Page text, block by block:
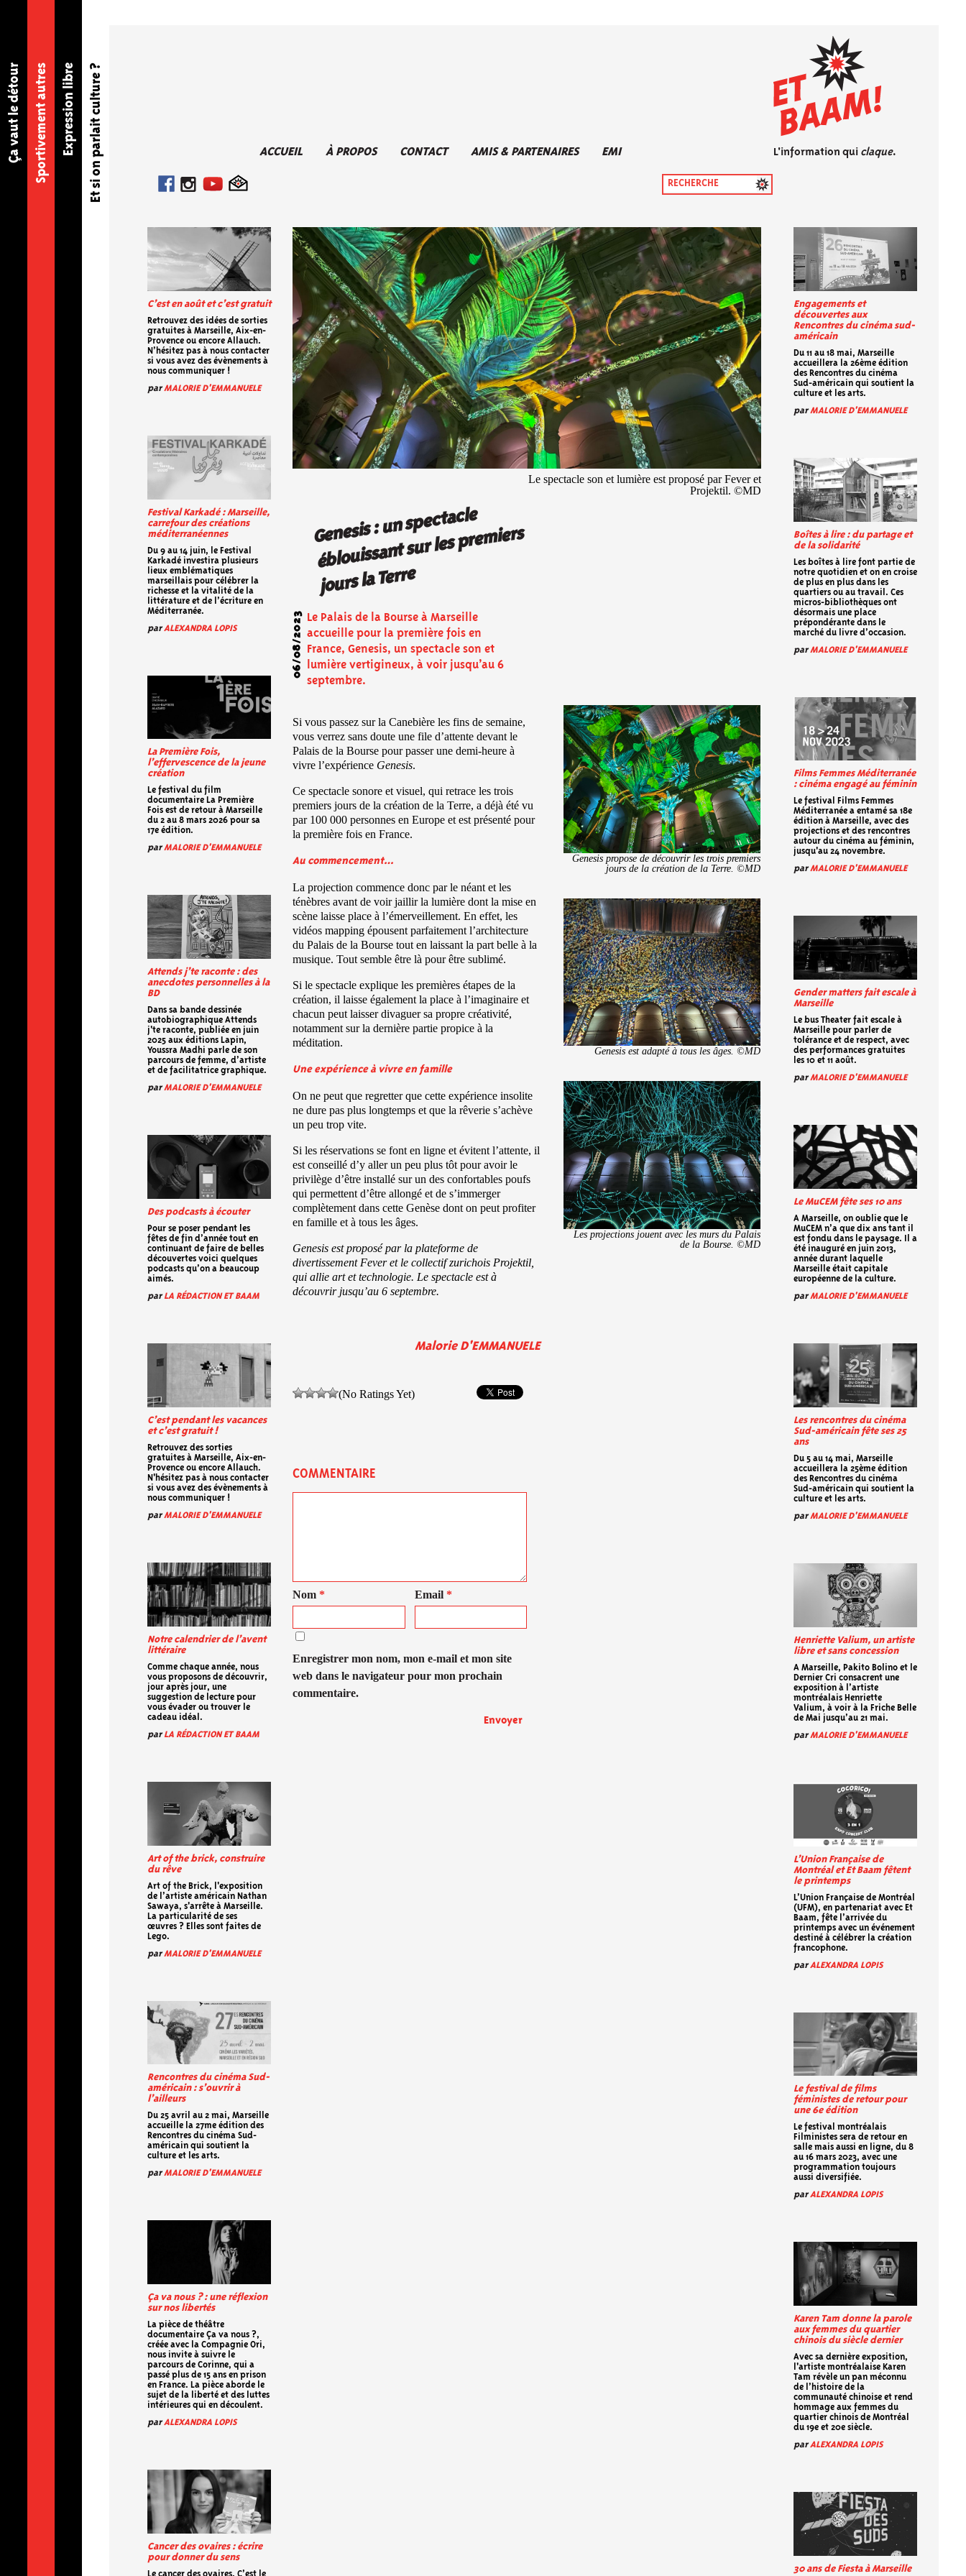
Ça vaut le détour Et si on parlait culture ?
Sportivement autresExpression libre ACCUEIL À PROPOS CONTACT AMIS & PARTENAIRES EMI L'information qui claque.
C’est en août et c’est gratuit
Retrouvez des idées de sorties
gratuites à Marseille, Aix-en-
Provence ou encore Allauch.
N’hésitez pas à nous contacter
si vous avez des évènements à
nous communiquer !
parMALORIE D'EMMANUELE
Festival Karkadé : Marseille,
carrefour des créations
méditerranéennes
Du 9 au 14 juin, le Festival
Karkadé investira plusieurs
lieux emblématiques
marseillais pour célébrer la
richesse et la vitalité de la
littérature et de l’écriture en
Méditerranée.
parALEXANDRA LOPIS
La Première Fois,
l’effervescence de la jeune
création
Le festival du film
documentaire La Première
Fois est de retour à Marseille
du 2 au 8 mars 2026 pour sa
17e édition.
parMALORIE D'EMMANUELE
Attends j’te raconte : des
anecdotes personnelles à la
BD
Dans sa bande dessinée
autobiographique Attends
j'te raconte, publiée en juin
2025 aux éditions Lapin,
Youssra Madhi parle de son
parcours de femme, d’artiste
et de facilitatrice graphique.
parMALORIE D'EMMANUELE
Des podcasts à écouter
Pour se poser pendant les
fêtes de fin d’année tout en
continuant de faire de belles
découvertes voici quelques
podcasts qu’on a beaucoup
aimés.
parLA RÉDACTION ET BAAM
C’est pendant les vacances
et c’est gratuit !
Retrouvez des sorties
gratuites à Marseille, Aix-en-
Provence ou encore Allauch.
N'hésitez pas à nous contacter
si vous avez des évènements à
nous communiquer !
parMALORIE D'EMMANUELE
Notre calendrier de l’avent
littéraire
Comme chaque année, nous
vous proposons de découvrir,
jour après jour, une
suggestion de lecture pour
vous évader ou trouver le
cadeau idéal.
parLA RÉDACTION ET BAAM
Art of the brick, construire
du rêve
Art of the Brick, l'exposition
de l’artiste américain Nathan
Sawaya, s'arrête à Marseille.
La particularité de ses
œuvres ? Elles sont faites de
Lego.
parMALORIE D'EMMANUELE
Rencontres du cinéma Sud-
américain : s’ouvrir à
l’ailleurs
Du 25 avril au 2 mai, Marseille
accueille la 27me édition des
Rencontres du cinéma Sud-
américain qui soutient la
culture et les arts.
parMALORIE D'EMMANUELE
Ça va nous ? : une réflexion
sur nos libertés
La pièce de théâtre
documentaire Ça va nous ?,
créée avec la Compagnie Ori,
nous invite à suivre le
parcours de Corinne, qui a
passé plus de 15 ans en prison
en France. La pièce aborde le
sujet de la liberté et des luttes
intérieures qui en découlent.
parALEXANDRA LOPIS
Cancer des ovaires : écrire
pour donner du sens
Engagements et
découvertes aux
Rencontres du cinéma sud-
américain
Du 11 au 18 mai, Marseille
accueillera la 26ème édition
des Rencontres du cinéma
Sud-américain qui soutient la
culture et les arts.
parMALORIE D'EMMANUELE
Boîtes à lire : du partage et
de la solidarité
Les boîtes à lire font partie de
notre quotidien et on en croise
de plus en plus dans les
quartiers ou au travail. Ces
micros-bibliothèques ont
désormais une place
prépondérante dans le
marché du livre d’occasion.
parMALORIE D'EMMANUELE
Films Femmes Méditerranée
: cinéma engagé au féminin
Le festival Films Femmes
Méditerranée a entamé sa 18e
édition à Marseille, avec des
projections et des rencontres
autour du cinéma au féminin,
jusqu'au 24 novembre.
parMALORIE D'EMMANUELE
Gender matters fait escale à
Marseille
Le bus Theater fait escale à
Marseille pour parler de
tolérance et de respect, avec
des performances gratuites
les 10 et 11 août.
parMALORIE D'EMMANUELE
Le MuCEM fête ses 10 ans
A Marseille, on oublie que le
MuCEM n’a que dix ans tant il
est fondu dans le paysage. Il a
été inauguré en juin 2013,
année durant laquelle
Marseille était capitale
européenne de la culture.
parMALORIE D'EMMANUELE
Les rencontres du cinéma
Sud-américain fête ses 25
ans
Du 5 au 14 mai, Marseille
accueillera la 25ème édition
des Rencontres du cinéma
Sud-américain qui soutient la
culture et les arts.
parMALORIE D'EMMANUELE
Henriette Valium, un artiste
libre et sans concession
A Marseille, Pakito Bolino et le
Dernier Cri consacrent une
exposition à l’artiste
montréalais Henriette
Valium, à voir à la Friche Belle
de Mai jusqu’au 21 mai.
parMALORIE D'EMMANUELE
L’Union Française de
Montréal et Et Baam fêtent
le printemps
L’Union Française de Montréal
(UFM), en partenariat avec Et
Baam, fête l’arrivée du
printemps avec un événement
destiné à célébrer la création
francophone.
parALEXANDRA LOPIS
Le festival de films
féministes de retour pour
une 6e édition
Le festival montréalais
Filministes sera de retour en
salle mais aussi en ligne, du 8
au 16 mars 2023, avec une
programmation toujours
aussi diversifiée.
parALEXANDRA LOPIS
Karen Tam donne la parole
aux femmes du quartier
chinois du siècle dernier
Avec sa dernière exposition,
l'artiste montréalaise Karen
Tam révèle un pan méconnu
de l’histoire de la
communauté chinoise et rend
hommage aux femmes du
quartier chinois de Montréal
du 19e et 20e siècle.
parALEXANDRA LOPIS
30 ans de Fiesta à Marseille
Le spectacle son et lumière est proposé par Fever et
Projektil. ©MD
Genesis : un s
pectacle
é
blouissant sur les
pre
miers
jours la Terre
06/08/2023
Le Palais de la Bourse à Marseille
accueille pour la première fois en
France, Genesis, un spectacle son et
lumière vertigineux, à voir jusqu’au 6
septembre.
Si vous passez sur la Canebière les fins de semaine,
vous verrez sans doute une file d’attente devant le
Palais de la Bourse pour passer une demi-heure à
vivre l’expérience Genesis.
Ce spectacle sonore et visuel, qui retrace les trois
premiers jours de la création de la Terre, a déjà été vu
par 100 000 personnes en Europe et est présenté pour
la première fois en France.
Au commencement…
La projection commence donc par le néant et les
ténèbres avant de voir jaillir la lumière dont la mise en
scène laisse place à l’émerveillement. En effet, les
vidéos mapping épousent parfaitement l’architecture
du Palais de la Bourse tout en laissant la part belle à la
musique. Tout semble être là pour être sublimé.
Si le spectacle explique les premières étapes de la
création, il laisse également la place à l’imaginaire et
chacun peut laisser divaguer sa propre créativité,
notamment sur la dernière partie propice à la
méditation.
Une expérience à vivre en famille
On ne peut que regretter que cette expérience insolite
ne dure pas plus longtemps et que la rêverie s’achève
un peu trop vite.
Si les réservations se font en ligne et évitent l’attente, il
est conseillé d’y aller un peu plus tôt pour avoir le
privilège d’être installé sur un des confortables poufs
qui permettent d’être allongé et de s’immerger
complètement dans cette Genèse dont on peut profiter
en famille et à tous les âges.
Genesis est proposé par la plateforme de
divertissement Fever et le collectif zurichois Projektil,
qui allie art et technologie. Le spectacle est à
découvrir jusqu’au 6 septembre.
Malorie D'EMMANUELE
(No Ratings Yet)
Genesis propose de découvrir les trois premiers
jours de la création de la Terre. ©MD
Genesis est adapté à tous les âges. ©MD
Les projections jouent avec les murs du Palais
de la Bourse. ©MD
COMMENTAIRE
Nom * Email*
Enregistrer mon nom, mon e-mail et mon site
web dans le navigateur pour mon prochain
commentaire.